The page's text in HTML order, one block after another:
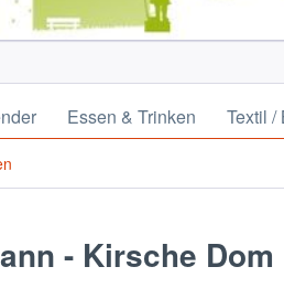
Essen & Trinken Textil /
- Kirsche Dom